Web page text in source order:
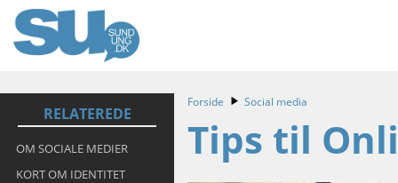
RELATEREDE
OM SOCIALE MEDIER
KORT OM IDENTITET
Forside Social media
Tips til